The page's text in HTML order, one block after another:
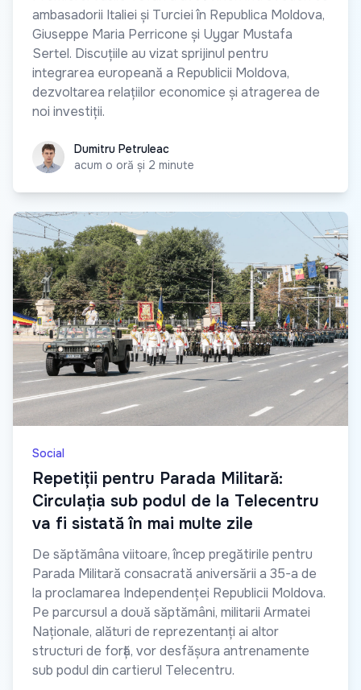
ambasadorii Italiei și Turciei în Republica Moldova,
Giuseppe Maria Perricone și Uygar Mustafa
Sertel. Discuțiile au vizat sprijinul pentru
integrarea europeană a Republicii Moldova,
dezvoltarea relațiilor economice și atragerea de
noi investiții.
Dumitru Petruleac
Dumitru Petruleac
acum o oră și 2 minute
Social
Repetiții pentru Parada Militară:
Circulația sub podul de la Telecentru
va fi sistată în mai multe zile
De săptămâna viitoare, încep pregătirile pentru
Parada Militară consacrată aniversării a 35-a de
la proclamarea Independenței Republicii Moldova.
Pe parcursul a două săptămâni, militarii Armatei
Naționale, alături de reprezentanți ai altor
structuri de forță, vor desfășura antrenamente
sub podul din cartierul Telecentru.